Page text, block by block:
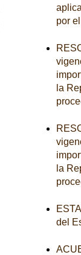
por
la
la
del